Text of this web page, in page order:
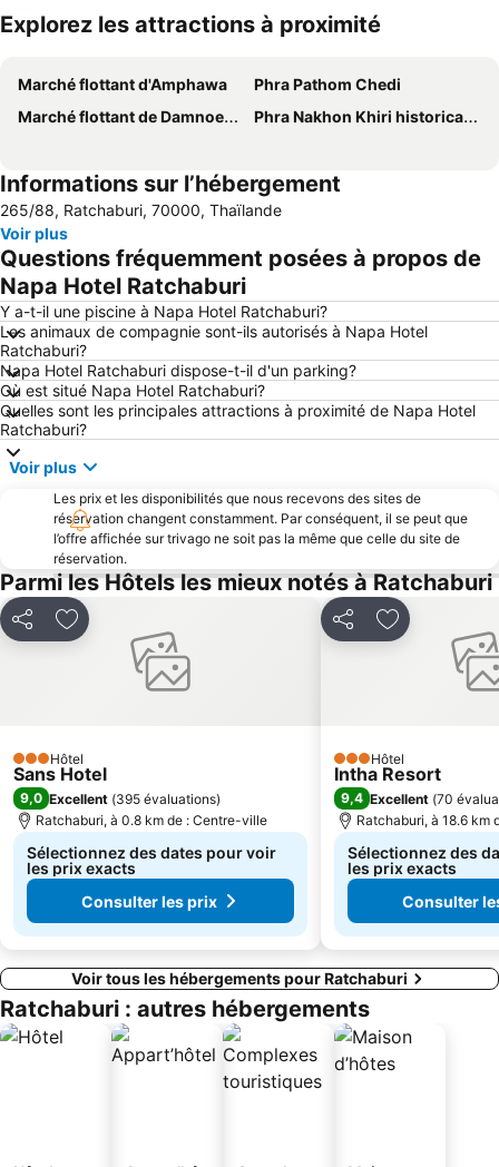
Explorez les attractions à proximité
Marché flottant d'Amphawa
Phra Pathom Chedi
Marché flottant de Damnoen Saduak
Phra Nakhon Khiri historical park
Informations sur l’hébergement
265/88, Ratchaburi, 70000, Thaïlande
Voir plus
Questions fréquemment posées à propos de
Napa Hotel Ratchaburi
Y a-t-il une piscine à Napa Hotel Ratchaburi?
Les animaux de compagnie sont-ils autorisés à Napa Hotel
Ratchaburi?
Napa Hotel Ratchaburi dispose-t-il d'un parking?
Où est situé Napa Hotel Ratchaburi?
Quelles sont les principales attractions à proximité de Napa Hotel
Ratchaburi?
Voir plus
Les prix et les disponibilités que nous recevons des sites de
réservation changent constamment. Par conséquent, il se peut que
l’offre affichée sur trivago ne soit pas la même que celle du site de
réservation.
Parmi les Hôtels les mieux notés à Ratchaburi
PartagerAjouter à mes favoris
3 Étoiles
Hôtel
Sans Hotel
9,0 Excellent (395 évaluations)
Ratchaburi, à 0.8 km de : Centre-ville
Sélectionnez des dates pour voir
les prix exacts
Consulter les prix
PartagerAjouter à
3 Étoiles
Hôtel
Intha Resort
9,4 Excellent (70
Ratchaburi, à 18.6 km
Sélectionnez des
les prix exacts
Consulter
Voir tous les hébergements pour Ratchaburi
Ratchaburi : autres hébergements